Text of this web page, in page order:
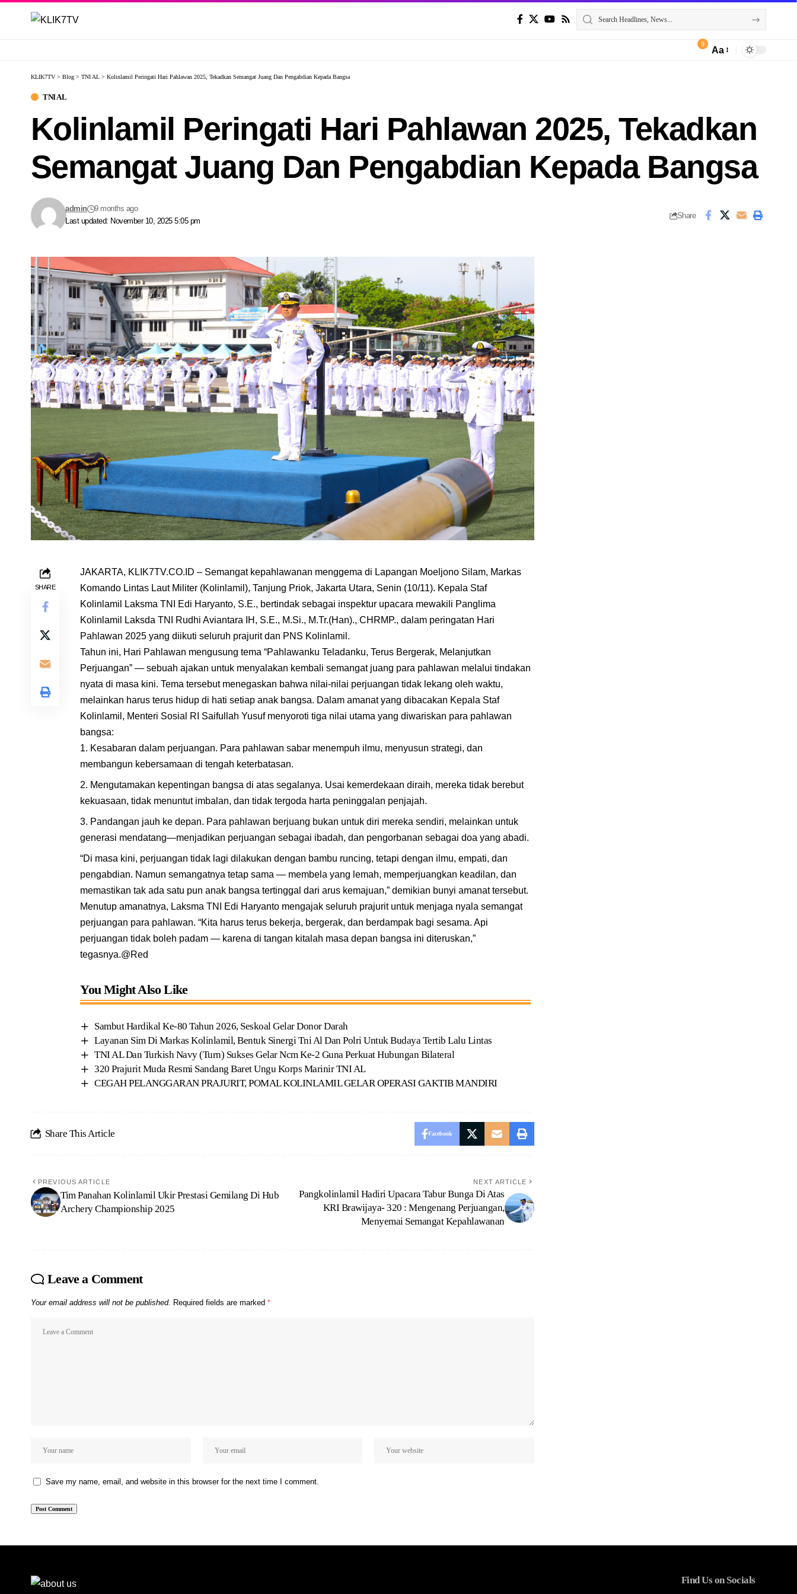
9
Aa
KLIK7TV > Blog > TNI AL > Kolinlamil Peringati Hari Pahlawan 2025, Tekadkan Semangat Juang Dan Pengabdian Kepada Bangsa
TNI AL
Kolinlamil Peringati Hari Pahlawan 2025, Tekadkan
Semangat Juang Dan Pengabdian Kepada Bangsa
Last updated: November 10, 2025 5:05 pm
admin 9 months ago
Share
SHARE
JAKARTA, KLIK7TV.CO.ID – Semangat kepahlawanan menggema di Lapangan Moeljono Silam, Markas
Komando Lintas Laut Militer (Kolinlamil), Tanjung Priok, Jakarta Utara, Senin (10/11). Kepala Staf
Kolinlamil Laksma TNI Edi Haryanto, S.E., bertindak sebagai inspektur upacara mewakili Panglima
Kolinlamil Laksda TNI Rudhi Aviantara IH, S.E., M.Si., M.Tr.(Han)., CHRMP., dalam peringatan Hari
Pahlawan 2025 yang diikuti seluruh prajurit dan PNS Kolinlamil.
Tahun ini, Hari Pahlawan mengusung tema “Pahlawanku Teladanku, Terus Bergerak, Melanjutkan
Perjuangan” — sebuah ajakan untuk menyalakan kembali semangat juang para pahlawan melalui tindakan
nyata di masa kini. Tema tersebut menegaskan bahwa nilai-nilai perjuangan tidak lekang oleh waktu,
melainkan harus terus hidup di hati setiap anak bangsa. Dalam amanat yang dibacakan Kepala Staf
Kolinlamil, Menteri Sosial RI Saifullah Yusuf menyoroti tiga nilai utama yang diwariskan para pahlawan
bangsa:
Kesabaran dalam perjuangan. Para pahlawan sabar menempuh ilmu, menyusun strategi, dan
membangun kebersamaan di tengah keterbatasan.
Mengutamakan kepentingan bangsa di atas segalanya. Usai kemerdekaan diraih, mereka tidak berebut
kekuasaan, tidak menuntut imbalan, dan tidak tergoda harta peninggalan penjajah.
Pandangan jauh ke depan. Para pahlawan berjuang bukan untuk diri mereka sendiri, melainkan untuk
generasi mendatang—menjadikan perjuangan sebagai ibadah, dan pengorbanan sebagai doa yang abadi.
“Di masa kini, perjuangan tidak lagi dilakukan dengan bambu runcing, tetapi dengan ilmu, empati, dan
pengabdian. Namun semangatnya tetap sama — membela yang lemah, memperjuangkan keadilan, dan
memastikan tak ada satu pun anak bangsa tertinggal dari arus kemajuan,” demikian bunyi amanat tersebut.
Menutup amanatnya, Laksma TNI Edi Haryanto mengajak seluruh prajurit untuk menjaga nyala semangat
perjuangan para pahlawan. “Kita harus terus bekerja, bergerak, dan berdampak bagi sesama. Api
perjuangan tidak boleh padam — karena di tangan kitalah masa depan bangsa ini diteruskan,”
tegasnya.@Red
You Might Also Like
Sambut Hardikal Ke-80 Tahun 2026, Seskoal Gelar Donor Darah
Layanan Sim Di Markas Kolinlamil, Bentuk Sinergi Tni Al Dan Polri Untuk Budaya Tertib Lalu Lintas
TNI AL Dan Turkish Navy (Turn) Sukses Gelar Ncm Ke-2 Guna Perkuat Hubungan Bilateral
320 Prajurit Muda Resmi Sandang Baret Ungu Korps Marinir TNI AL
CEGAH PELANGGARAN PRAJURIT, POMAL KOLINLAMIL GELAR OPERASI GAKTIB MANDIRI
Share This Article Facebook
PREVIOUS ARTICLE
Tim Panahan Kolinlamil Ukir Prestasi Gemilang Di Hub
Archery Championship 2025
NEXT ARTICLE
Pangkolinlamil Hadiri Upacara Tabur Bunga Di Atas
KRI Brawijaya- 320 : Mengenang Perjuangan,
Menyemai Semangat Kepahlawanan
Leave a Comment
Your email address will not be published. Required fields are marked *
Save my name, email, and website in this browser for the next time I comment.
Find Us on Socials